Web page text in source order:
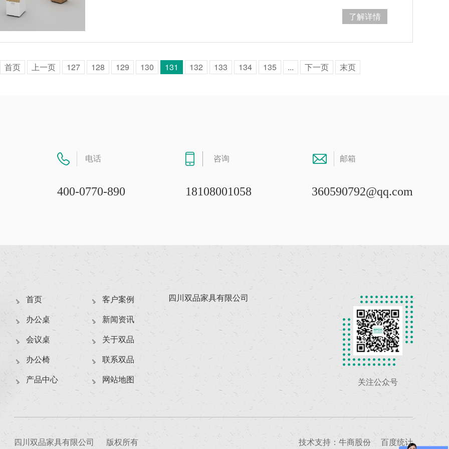
了解详情
首页 上一页 127 128 129 130 131 132 133 134 135 ... 下一页 末页
电话
400-0770-890
咨询
18108001058
邮箱
360590792@qq.com
首页 客户案例
办公桌 新闻资讯
会议桌 关于双品
办公椅 联系双品
产品中心 网站地图
四川双品家具有限公司
关注公众号
技术支持：牛商股份 百度统计
四川双品家具有限公司 版权所有